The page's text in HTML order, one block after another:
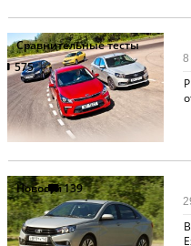
Сравнительные тесты
575
8
Новости139